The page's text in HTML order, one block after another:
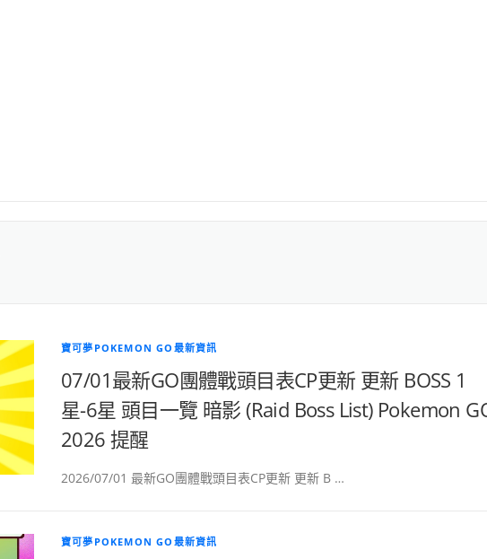
寶可夢POKEMON GO最新資訊
07/01最新GO團體戰頭目表CP更新 更新 BOSS 1
星-6星 頭目一覽 暗影 (Raid Boss List) Pokemon
2026 提醒
2026/07/01 最新GO團體戰頭目表CP更新 更新 B …
寶可夢POKEMON GO最新資訊